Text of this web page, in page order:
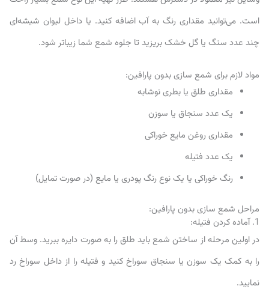
است. می‌توانید مقداری رنگ به آب اضافه کنید. یا داخل لیوان شیشه‌ای
چند عدد سنگ یا گل خشک بریزید تا جلوه شمع شما زیباتر شود.
مواد لازم برای شمع سازی بدون پارافین:
مقداری طلق یا بطری نوشابه
یک عدد سنجاق یا سوزن
مقداری روغن مایع خوراکی
یک عدد فتیله
رنگ خوراکی یا یک نوع رنگ پودری یا مایع (در صورت تمایل)
مراحل شمع سازی بدون پارافین:
1. آماده کردن فتیله:
در اولین مرحله از ساختن شمع باید طلق را به صورت دایره ببرید. وسط آن
را به کمک یک سوزن یا سنجاق سوراخ کنید و فتیله را از داخل سوراخ رد
نمایید.